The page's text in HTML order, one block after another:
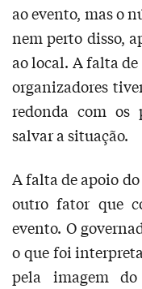
ao evento, mas o
nem perto disso,
ao local. A falta
organizadores
redonda com os
salvar a situação.
A falta de apoio
outro fator que
evento. O
o que foi
pela imagem